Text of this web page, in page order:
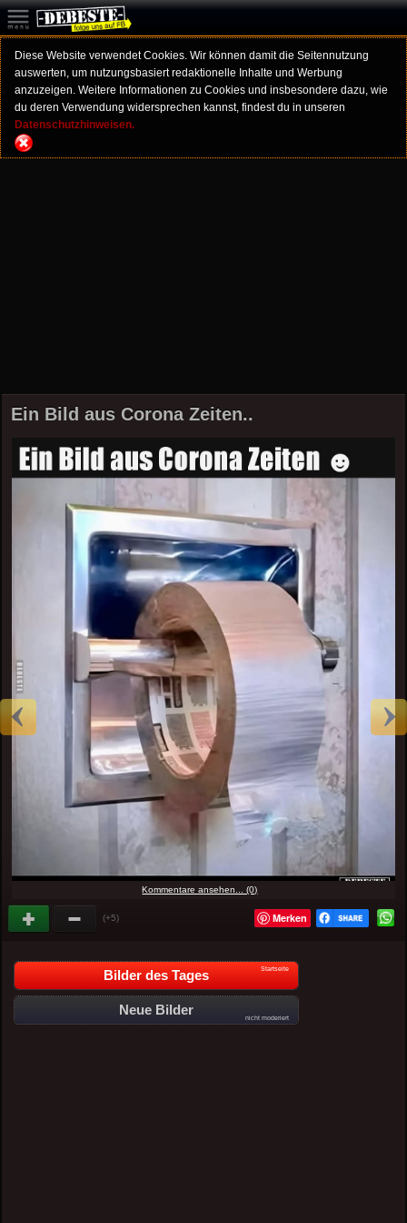
Diese Website verwendet Cookies. Wir können damit die Seitennutzung
auswerten, um nutzungsbasiert redaktionelle Inhalte und Werbung
anzuzeigen. Weitere Informationen zu Cookies und insbesondere dazu, wie
du deren Verwendung widersprechen kannst, findest du in unseren
Datenschutzhinweisen.
Ein Bild aus Corona Zeiten..
Kommentare ansehen... (0)
(+5) Merken
Bilder des Tages Startseite
Neue Bilder
nicht moderiert